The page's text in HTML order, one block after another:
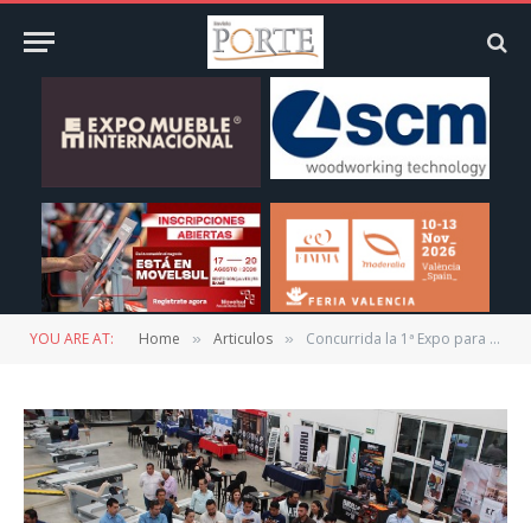
YOU ARE AT: Home » Articulos » Concurrida la 1ª Expo para Fabricantes de Mueble de Felder Group